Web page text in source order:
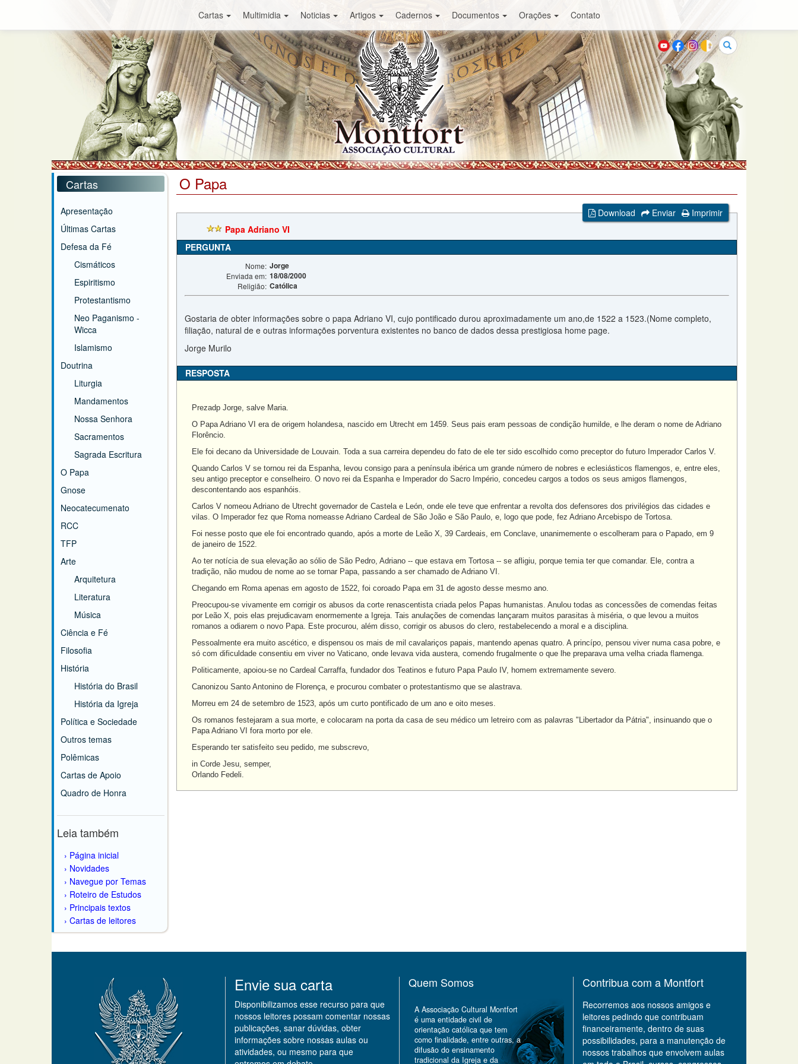
Cartas Multimidia Noticias Artigos Cadernos Documentos Orações Contato
Buscar
Cartas
Apresentação
Últimas Cartas
Defesa da Fé
Cismáticos
Espiritismo
Protestantismo
Neo Paganismo -
Wicca
Islamismo
Doutrina
Liturgia
Mandamentos
Nossa Senhora
Sacramentos
Sagrada Escritura
O Papa
Gnose
Neocatecumenato
RCC
TFP
Arte
Arquitetura
Literatura
Música
Ciência e Fé
Filosofia
História
História do Brasil
História da Igreja
Política e Sociedade
Outros temas
Polêmicas
Cartas de Apoio
Quadro de Honra
Leia também
Página inicial
Novidades
Navegue por Temas
Roteiro de Estudos
Principais textos
Cartas de leitores
O Papa
Download Enviar
Imprimir
Papa Adriano VI
PERGUNTA
Nome: Jorge
Enviada em: 18/08/2000
Religião: Católica
Gostaria de obter informações sobre o papa Adriano VI, cujo pontificado durou aproximadamente um ano,de 1522 a 1523.(Nome completo,
filiação, natural de e outras informações porventura existentes no banco de dados dessa prestigiosa home page.
Jorge Murilo
RESPOSTA
Prezadp Jorge, salve Maria.
O Papa Adriano VI era de origem holandesa, nascido em Utrecht em 1459. Seus pais eram pessoas de condição humilde, e lhe deram o nome de Adriano
Florêncio.
Ele foi decano da Universidade de Louvain. Toda a sua carreira dependeu do fato de ele ter sido escolhido como preceptor do futuro Imperador Carlos V.
Quando Carlos V se tornou rei da Espanha, levou consigo para a península ibérica um grande número de nobres e eclesiásticos flamengos, e, entre eles,
seu antigo preceptor e conselheiro. O novo rei da Espanha e Imperador do Sacro Império, concedeu cargos a todos os seus amigos flamengos,
descontentando aos espanhóis.
Carlos V nomeou Adriano de Utrecht governador de Castela e León, onde ele teve que enfrentar a revolta dos defensores dos privilégios das cidades e
vilas. O Imperador fez que Roma nomeasse Adriano Cardeal de São João e São Paulo, e, logo que pode, fez Adriano Arcebispo de Tortosa.
Foi nesse posto que ele foi encontrado quando, após a morte de Leão X, 39 Cardeais, em Conclave, unanimemente o escolheram para o Papado, em 9
de janeiro de 1522.
Ao ter notícia de sua elevação ao sólio de São Pedro, Adriano -- que estava em Tortosa -- se afligiu, porque temia ter que comandar. Ele, contra a
tradição, não mudou de nome ao se tornar Papa, passando a ser chamado de Adriano VI.
Chegando em Roma apenas em agosto de 1522, foi coroado Papa em 31 de agosto desse mesmo ano.
Preocupou-se vivamente em corrigir os abusos da corte renascentista criada pelos Papas humanistas. Anulou todas as concessões de comendas feitas
por Leão X, pois elas prejudicavam enormemente a Igreja. Tais anulações de comendas lançaram muitos parasitas à miséria, o que levou a muitos
romanos a odiarem o novo Papa. Este procurou, além disso, corrigir os abusos do clero, restabelecendo a moral e a disciplina.
Pessoalmente era muito ascético, e dispensou os mais de mil cavalariços papais, mantendo apenas quatro. A princípo, pensou viver numa casa pobre, e
só com dificuldade consentiu em viver no Vaticano, onde levava vida austera, comendo frugalmente o que lhe preparava uma velha criada flamenga.
Politicamente, apoiou-se no Cardeal Carraffa, fundador dos Teatinos e futuro Papa Paulo IV, homem extremamente severo.
Canonizou Santo Antonino de Florença, e procurou combater o protestantismo que se alastrava.
Morreu em 24 de setembro de 1523, após um curto pontificado de um ano e oito meses.
Os romanos festejaram a sua morte, e colocaram na porta da casa de seu médico um letreiro com as palavras "Libertador da Pátria", insinuando que o
Papa Adriano VI fora morto por ele.
Esperando ter satisfeito seu pedido, me subscrevo,
in Corde Jesu, semper,
Orlando Fedeli.
Envie sua carta
Disponibilizamos esse recurso para que
nossos leitores possam comentar nossas
publicações, sanar dúvidas, obter
informações sobre nossas aulas ou
atividades, ou mesmo para que
Quem Somos
A Associação Cultural Montfort
é uma entidade civil de
orientação católica que tem
como finalidade, entre outras, a
difusão do ensinamento
tradicional da Igreja e da
Contribua com a Montfort
Recorremos aos nossos amigos e
leitores pedindo que contribuam
financeiramente, dentro de suas
possibilidades, para a manutenção de
nossos trabalhos que envolvem aulas